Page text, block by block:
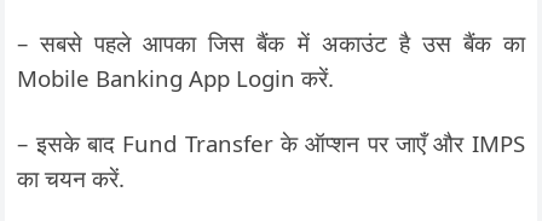
– सबसे पहले आपका जिस बैंक में अकाउंट है उस बैंक का
Mobile Banking App Login करें.
– इसके बाद Fund Transfer के ऑप्शन पर जाएँ और IMPS
का चयन करें.